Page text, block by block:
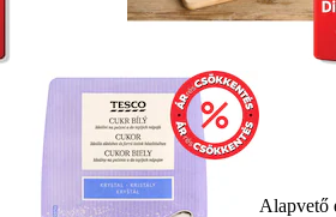
Alapvető